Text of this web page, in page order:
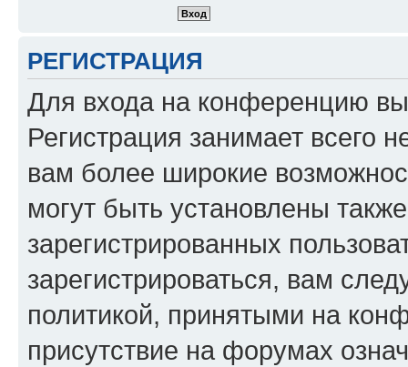
РЕГИСТРАЦИЯ
Для входа на конференцию
Регистрация занимает всего
вам более широкие
могут быть установлены
зарегистрированных
зарегистрироваться, вам
политикой, принятыми на
присутствие на форумах